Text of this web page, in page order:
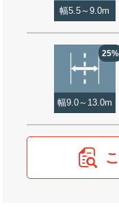
幅5.5～9.0m
25%
幅9.0～13.0m